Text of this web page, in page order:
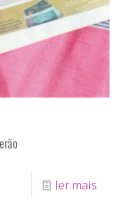
ler mais